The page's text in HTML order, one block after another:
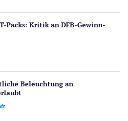
Packs: Kritik an DFB-Gewinn­
Beleuch­tung an